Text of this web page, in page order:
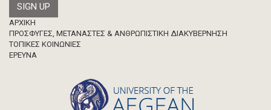
Footer
ΑΡΧΙΚΗ
ΠΡΟΣΦΥΓΕΣ, ΜΕΤΑΝΑΣΤΕΣ & ΑΝΘΡΩΠΙΣΤΙΚΗ ΔΙΑΚΥΒΕΡΝΗΣΗ
ΤΟΠΙΚΕΣ ΚΟΙΝΩΝΙΕΣ
ΈΡΕΥΝΑ